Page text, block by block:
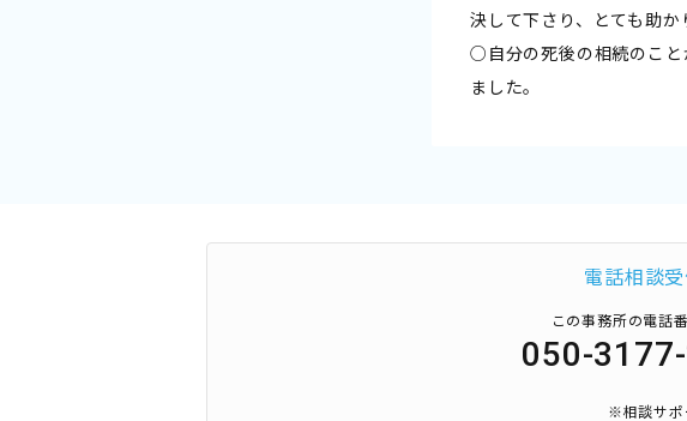
決して下さり、とても助か
○自分の死後の相続のこと
ました。
電話相談受
この事務所の電話
050-
※相談サポ